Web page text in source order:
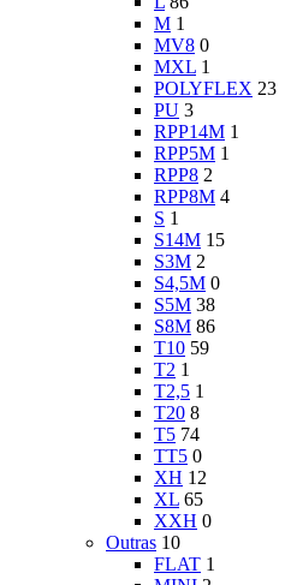
M 1
MV8 0
MXL 1
POLYFLEX 23
PU 3
RPP14M 1
RPP5M 1
RPP8 2
RPP8M 4
S 1
S14M 15
S3M 2
S4,5M 0
S5M 38
S8M 86
T10 59
T2 1
T2,5 1
T20 8
T5 74
TT5 0
XH 12
XL 65
XXH 0
Outras 10
FLAT 1